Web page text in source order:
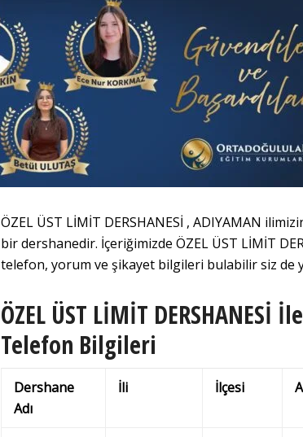
ÖZEL ÜST LİMİT DERSHANESİ , ADIYAMAN
bir dershanedir. İçeriğimizde ÖZEL ÜST LİMİT
telefon, yorum ve şikayet bilgileri bulabilir siz de
ÖZEL ÜST LİMİT DERSHANESİ
Telefon Bilgileri
Dershane
Adı
İli İlçesi